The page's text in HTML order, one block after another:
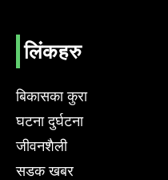
लिंकहरु
बिकासका कुरा
घटना दुर्घटना
जीवनशैली
सडक खबर